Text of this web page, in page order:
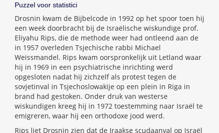
Puzzel voor statistici
Drosnin kwam de Bijbelcode in 1992 op het spoor toen hij
een week doorbracht bij de Israëlische wiskundige prof.
Eliyahu Rips, die de methode weer had ontleend aan de
in 1957 overleden Tsjechische rabbi Michael
Weissmandel. Rips kwam oorspronkelijk uit Letland waar
hij in 1969 in een psychiatrische inrichting werd
opgesloten nadat hij zichzelf als protest tegen de
sovjetinval in Tsjechoslowakije op een plein in Riga in
brand had gestoken. Onder druk van westerse
wiskundigen kreeg hij in 1972 toestemming naar Israël te
emigreren, waar hij een orthodoxe jood werd.
Rips liet Drosnin zien dat de Iraakse scudaanval op Israël